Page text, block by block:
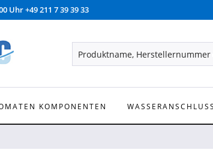
Uhr +49 211 7 39 39 33
KOMPONENTEN WASSERANSCHLUSS